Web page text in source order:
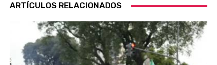
ARTÍCULOS RELACIONADOS